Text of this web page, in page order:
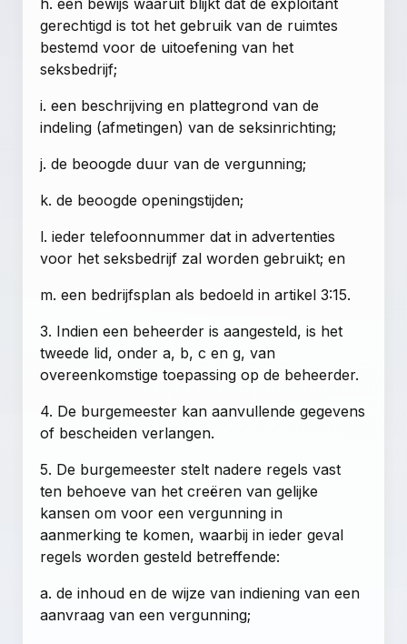
h. een bewijs waaruit blijkt dat de exploitant
gerechtigd is tot het gebruik van de ruimtes
bestemd voor de uitoefening van het
seksbedrijf;
i. een beschrijving en plattegrond van de
indeling (afmetingen) van de seksinrichting;
j. de beoogde duur van de vergunning;
k. de beoogde openingstijden;
l. ieder telefoonnummer dat in advertenties
voor het seksbedrijf zal worden gebruikt; en
m. een bedrijfsplan als bedoeld in artikel 3:15.
3. Indien een beheerder is aangesteld, is het
tweede lid, onder a, b, c en g, van
overeenkomstige toepassing op de beheerder.
4. De burgemeester kan aanvullende gegevens
of bescheiden verlangen.
5. De burgemeester stelt nadere regels vast
ten behoeve van het creëren van gelijke
kansen om voor een vergunning in
aanmerking te komen, waarbij in ieder geval
regels worden gesteld betreffende:
a. de inhoud en de wijze van indiening van een
aanvraag van een vergunning;